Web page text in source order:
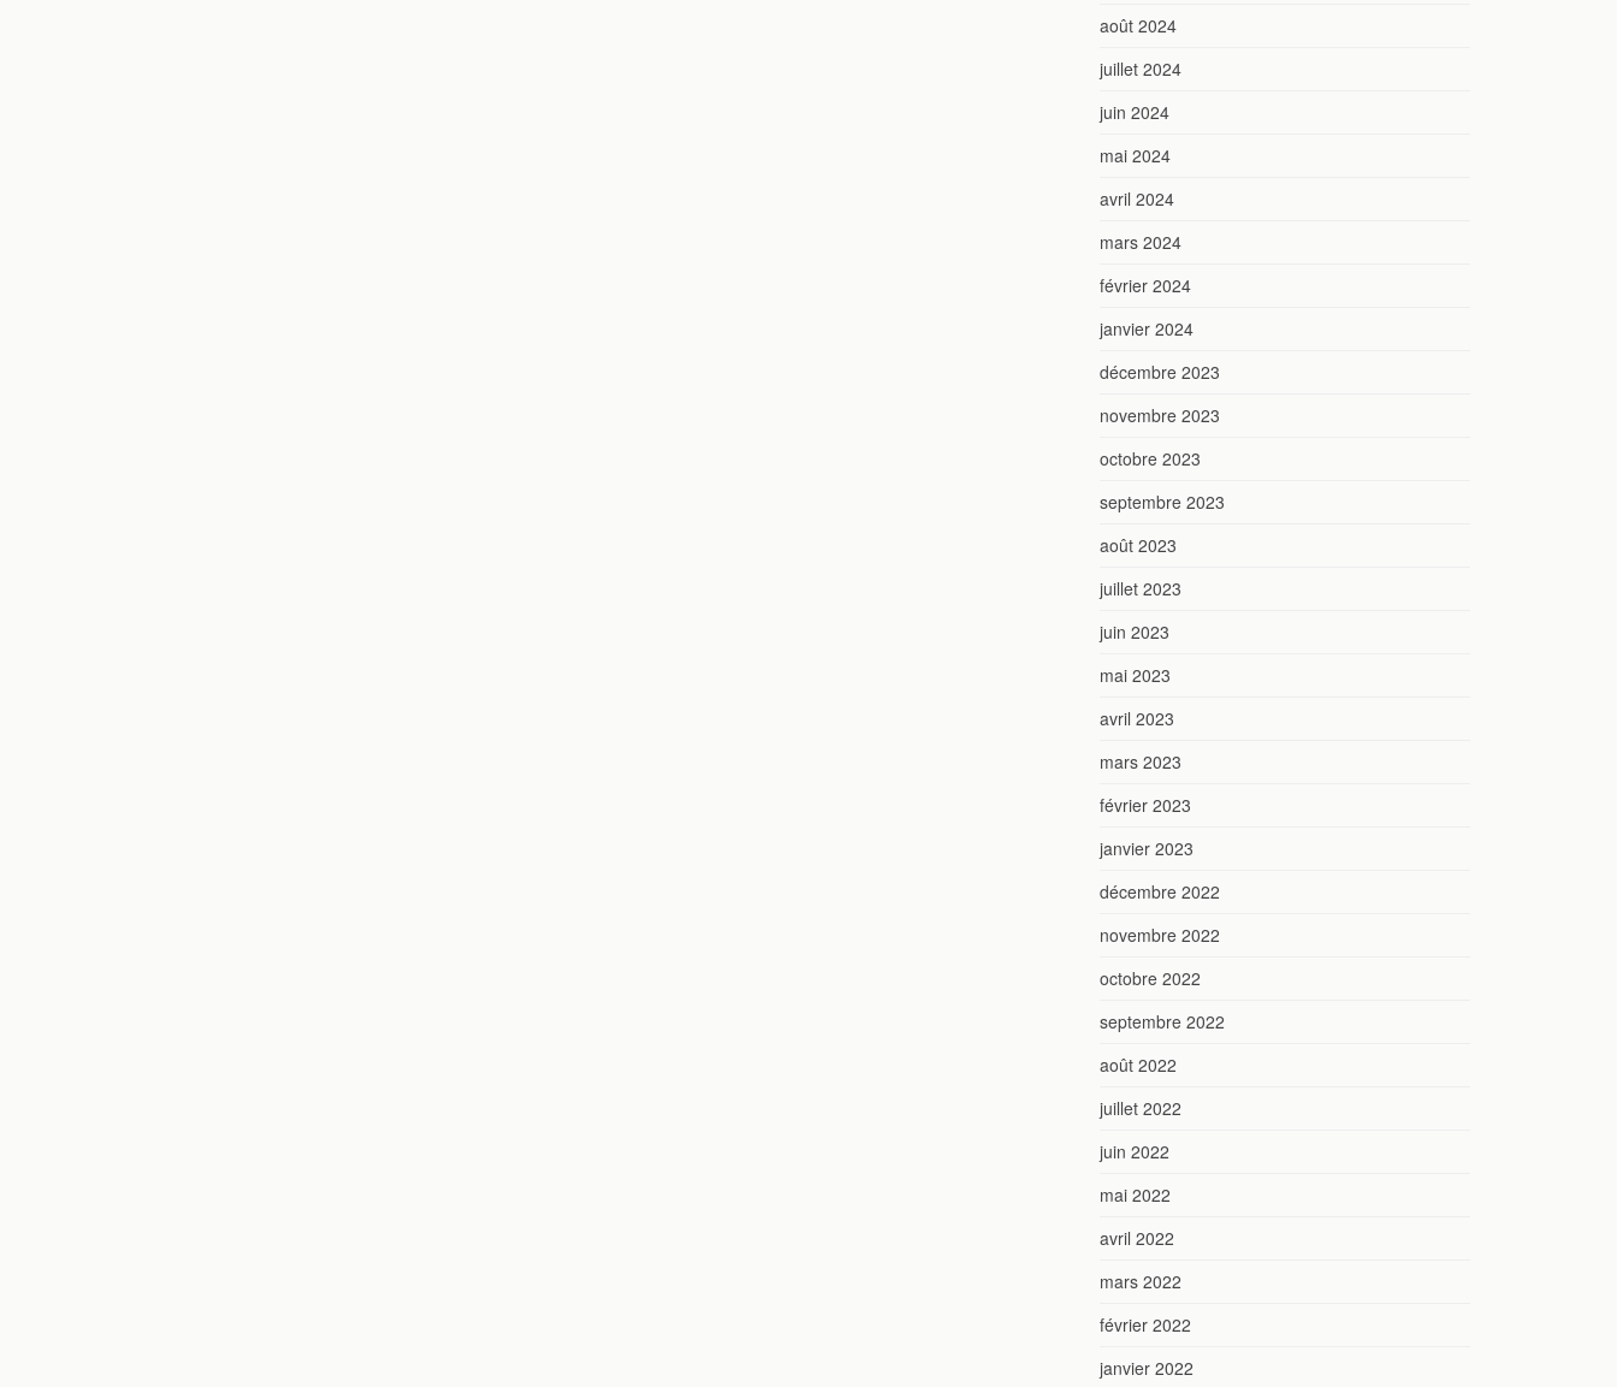
août 2024
juillet 2024
juin 2024
mai 2024
avril 2024
mars 2024
février 2024
janvier 2024
décembre 2023
novembre 2023
octobre 2023
septembre 2023
août 2023
juillet 2023
juin 2023
mai 2023
avril 2023
mars 2023
février 2023
janvier 2023
décembre 2022
novembre 2022
octobre 2022
septembre 2022
août 2022
juillet 2022
juin 2022
mai 2022
avril 2022
mars 2022
février 2022
janvier 2022